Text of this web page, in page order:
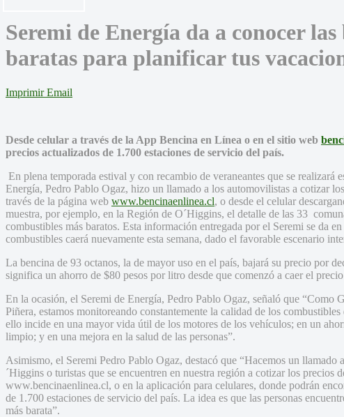
Seremi de Energía da a conocer
baratas para planificar tus
Imprimir Email
Desde celular a través de la App Bencina en Línea o en el sitio web
precios actualizados de 1.700 estaciones de servicio del país.
En plena temporada estival y con recambio de veraneantes que se realizará
Energía, Pedro Pablo Ogaz, hizo un llamado a los automovilistas a cotizar
través de la página web www.bencinaenlinea.cl, o desde el celular
muestra, por ejemplo, en la Región de O´Higgins, el detalle de las 33
combustibles más baratos. Esta información entregada por el Seremi se da
combustibles caerá nuevamente esta semana, dado el favorable escenario
La bencina de 93 octanos, la de mayor uso en el país, bajará su precio por
significa un ahorro de $80 pesos por litro desde que comenzó a caer el
En la ocasión, el Seremi de Energía, Pedro Pablo Ogaz, señaló que “Como
Piñera, estamos monitoreando constantemente la calidad de los
ello incide en una mayor vida útil de los motores de los vehículos; en un
limpio; y en una mejora en la salud de las personas”.
Asimismo, el Seremi Pedro Pablo Ogaz, destacó que “Hacemos un llamado
´Higgins o turistas que se encuentren en nuestra región a cotizar los precios
www.bencinaenlinea.cl, o en la aplicación para celulares, donde podrán
de 1.700 estaciones de servicio del país. La idea es que las personas
más barata”.